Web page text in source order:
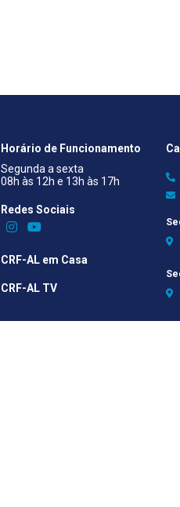
Horário de Funcionamento
Segunda a sexta
08h às 12h e 13h às 17h
Redes Sociais​
CRF-AL em Casa
CRF-AL TV